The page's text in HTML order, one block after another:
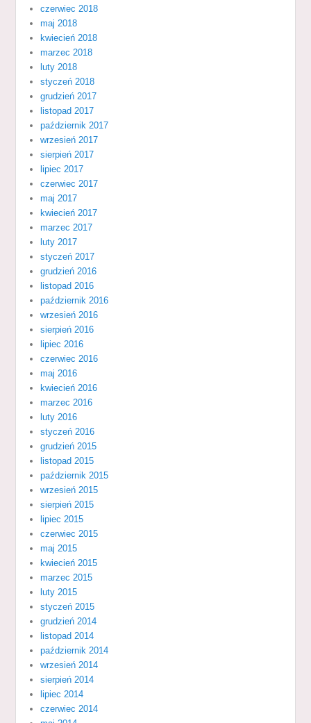
czerwiec 2018
maj 2018
kwiecień 2018
marzec 2018
luty 2018
styczeń 2018
grudzień 2017
listopad 2017
październik 2017
wrzesień 2017
sierpień 2017
lipiec 2017
czerwiec 2017
maj 2017
kwiecień 2017
marzec 2017
luty 2017
styczeń 2017
grudzień 2016
listopad 2016
październik 2016
wrzesień 2016
sierpień 2016
lipiec 2016
czerwiec 2016
maj 2016
kwiecień 2016
marzec 2016
luty 2016
styczeń 2016
grudzień 2015
listopad 2015
październik 2015
wrzesień 2015
sierpień 2015
lipiec 2015
czerwiec 2015
maj 2015
kwiecień 2015
marzec 2015
luty 2015
styczeń 2015
grudzień 2014
listopad 2014
październik 2014
wrzesień 2014
sierpień 2014
lipiec 2014
czerwiec 2014